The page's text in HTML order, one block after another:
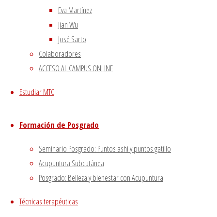
Eva Martínez
Jian Wu
José Sarto
Colaboradores
ACCESO AL CAMPUS ONLINE
Estudiar MTC
Formación de Posgrado
Seminario Posgrado: Puntos ashi y puntos gatillo
Acupuntura Subcutánea
Posgrado: Belleza y bienestar con Acupuntura
Técnicas terapéuticas
Aviso Legal|
Política de privacidad
Volver arriba
Utilizamos cookies propias
de navegación.
Aceptar